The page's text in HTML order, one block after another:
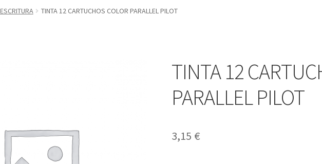
compra Inicio Mi cuenta Tienda
TINTA 12 CARTUCHOS COLOR PARALLEL PILOT
TINTA 12
PARALLEL PILOT
3,15 €